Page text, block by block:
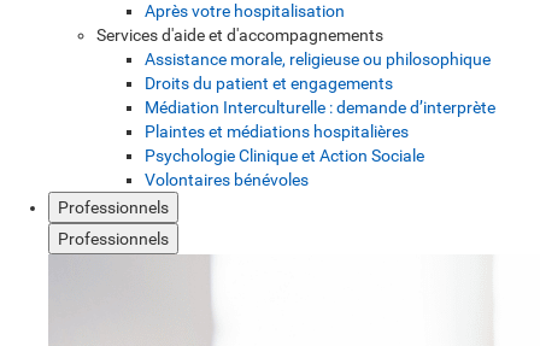
Après votre hospitalisation
Services d'aide et d'accompagnements
Assistance morale, religieuse ou philosophique
Droits du patient et engagements
Médiation Interculturelle : demande d’interprète
Plaintes et médiations hospitalières
Psychologie Clinique et Action Sociale
Volontaires bénévoles
Professionnels
Professionnels